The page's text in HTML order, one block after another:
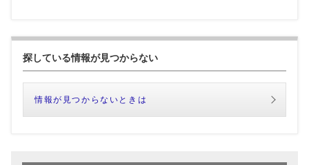
探している情報が見つからない
情報が見つからないときは